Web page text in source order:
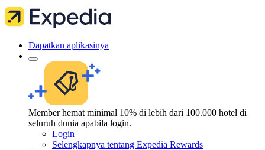
Dapatkan aplikasinya
Member hemat minimal 10% di lebih dari 100.000 hotel di
seluruh dunia apabila login.
Login
Selengkapnya tentang Expedia Rewards